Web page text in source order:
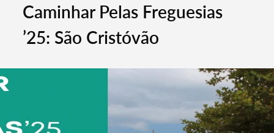
Caminhar Pelas Freguesias
’25: São Cristóvão